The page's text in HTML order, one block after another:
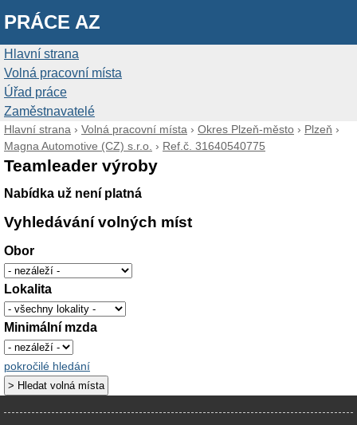
PRÁCE AZ
Hlavní strana
Volná pracovní místa
Úřad práce
Zaměstnavatelé
Hlavní strana › Volná pracovní místa › Okres Plzeň-město › Plzeň ›
Magna Automotive (CZ) s.r.o. › Ref.č. 31640540775
Teamleader výroby
Nabídka už není platná
Vyhledávání volných míst
Obor
Lokalita
Minimální mzda
pokročilé hledání